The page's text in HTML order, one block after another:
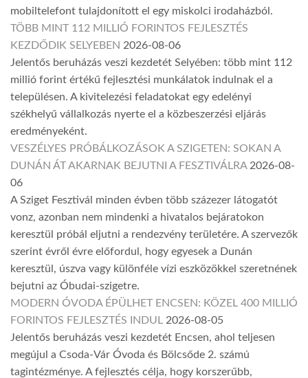
mobiltelefont tulajdonított el egy miskolci irodaházból.
TÖBB MINT 112 MILLIÓ FORINTOS FEJLESZTÉS
KEZDŐDIK SELYEBEN 2026-08-06
Jelentős beruházás veszi kezdetét Selyében: több mint 112
millió forint értékű fejlesztési munkálatok indulnak el a
településen. A kivitelezési feladatokat egy edelényi
székhelyű vállalkozás nyerte el a közbeszerzési eljárás
eredményeként.
VESZÉLYES PRÓBÁLKOZÁSOK A SZIGETEN: SOKAN A
DUNÁN ÁT AKARNAK BEJUTNI A FESZTIVÁLRA 2026-08-
06
A Sziget Fesztivál minden évben több százezer látogatót
vonz, azonban nem mindenki a hivatalos bejáratokon
keresztül próbál eljutni a rendezvény területére. A szervezők
szerint évről évre előfordul, hogy egyesek a Dunán
keresztül, úszva vagy különféle vízi eszközökkel szeretnének
bejutni az Óbudai-szigetre.
MODERN ÓVODA ÉPÜLHET ENCSEN: KÖZEL 400 MILLIÓ
FORINTOS FEJLESZTÉS INDUL 2026-08-05
Jelentős beruházás veszi kezdetét Encsen, ahol teljesen
megújul a Csoda-Vár Óvoda és Bölcsőde 2. számú
tagintézménye. A fejlesztés célja, hogy korszerűbb,